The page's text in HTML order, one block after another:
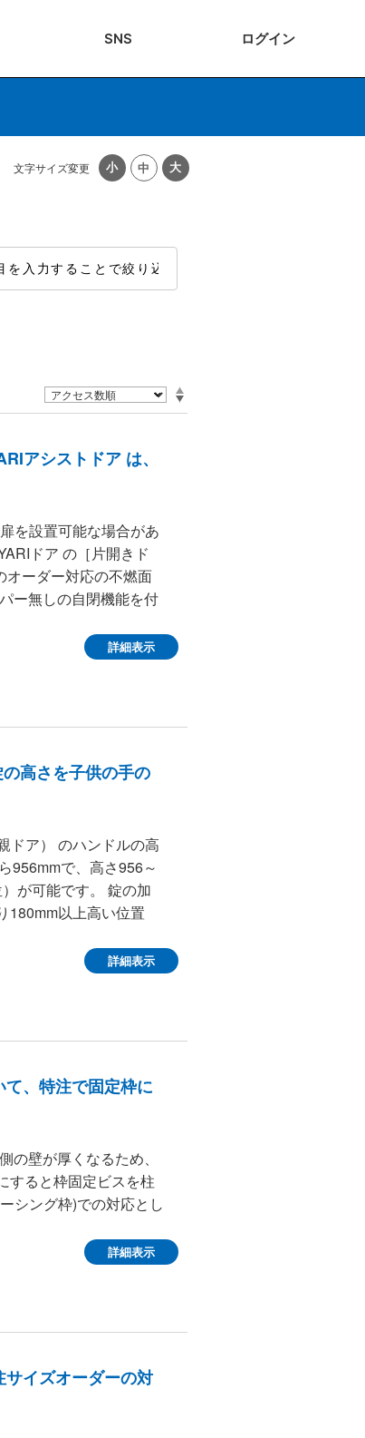
SNS ログイン
文字サイズ変更
アシストドア は、
を設置可能な場合があ
ドア の［片開きド
オーダー対応の不燃面
ー無しの自閉機能を付
詳細表示
高さを子供の手の
ドア） のハンドルの高
956mmで、高さ956～
が可能です。 錠の加
180mm以上高い位置
詳細表示
、特注で固定枠に
壁が厚くなるため、
すると枠固定ビスを柱
シング枠)での対応とし
詳細表示
イズオーダーの対